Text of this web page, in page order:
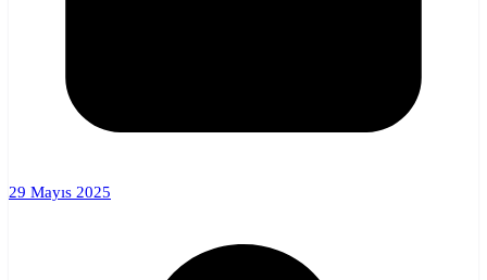
29 Mayıs 2025